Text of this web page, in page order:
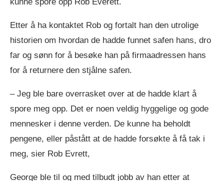
Etter å ha kontaktet Rob og fortalt han den utrolige
historien om hvordan de hadde funnet safen hans, dro
far og sønn for å besøke han på firmaadressen hans
for å returnere den stjålne safen.
– Jeg ble bare overrasket over at de hadde klart å
spore meg opp. Det er noen veldig hyggelige og gode
mennesker i denne verden. De kunne ha beholdt
pengene, eller påstått at de hadde forsøkte å få tak i
meg, sier Rob Evrett,
George ble til og med tilbudt jobb av han etter at